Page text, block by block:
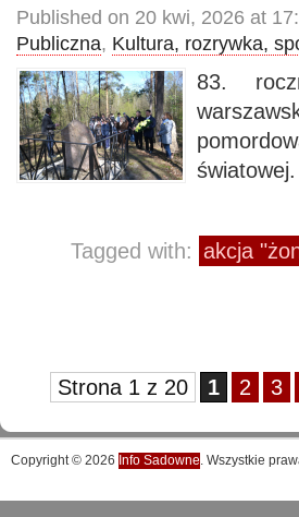
Published on 20 kwi, 2026 at
Publiczna, Kultura, rozrywka,
83.
światowej.
Tagged with: akcja
Strona 1 z 20 1 2 3
Copyright © 2026 Info Sadowne. Wszystkie